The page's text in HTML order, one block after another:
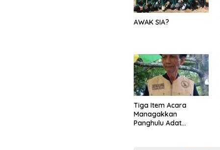
AWAK SIA?
Tiga Item Acara
Managakkan
Panghulu Adat